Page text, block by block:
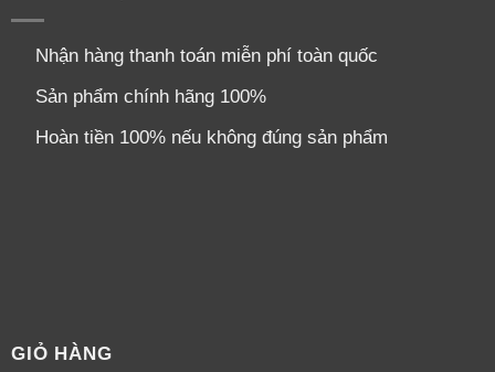
Nhận hàng thanh toán miễn phí toàn quốc
Sản phẩm chính hãng 100%
Hoàn tiền 100% nếu không đúng sản phẩm
GIỎ HÀNG